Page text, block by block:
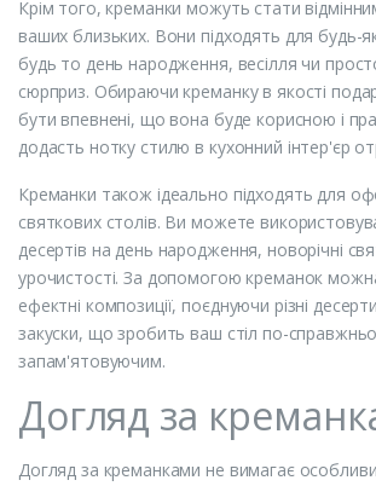
Крім того, креманки можуть стати
ваших близьких. Вони підходять для будь-
будь то день народження, весілля чи
сюрприз. Обираючи креманку в якості
бути впевнені, що вона буде корисною і
додасть нотку стилю в кухонний інтер'єр
Креманки також ідеально підходять для
святкових столів. Ви можете
десертів на день народження, новорічні
урочистості. За допомогою креманок
ефектні композиції, поєднуючи різні
закуски, що зробить ваш стіл по-
запам'ятовуючим.
Догляд за
Догляд за креманками не вимагає